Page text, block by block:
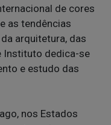
de cores
as tendências
arquitetura, das
Instituto dedica-se
e estudo das
nos Estados